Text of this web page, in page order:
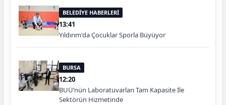
BELEDİYE HABERLERİ
13:41
Yıldırım'da Çocuklar Sporla Büyüyor
BURSA
12:20
BUÜ’nün Laboratuvarları Tam Kapasite İle
Sektörün Hizmetinde